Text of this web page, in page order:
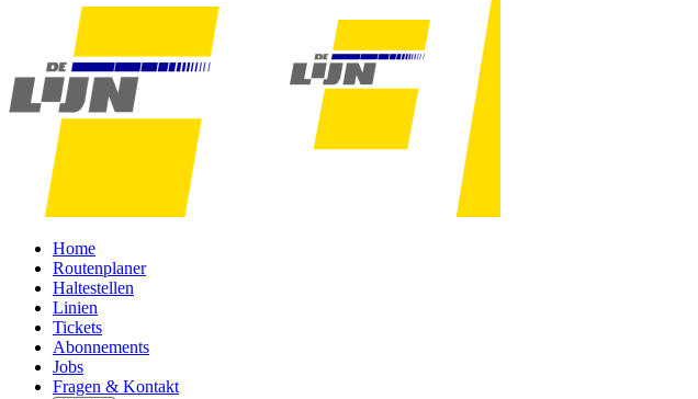
Home
Routenplaner
Haltestellen
Linien
Tickets
Abonnements
Jobs
Fragen & Kontakt